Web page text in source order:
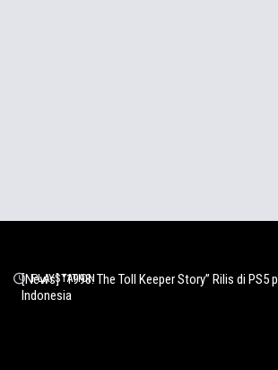
PLAYSTATION
[News] “1998: The Toll Keeper Story” Rilis di PS5
Indonesia